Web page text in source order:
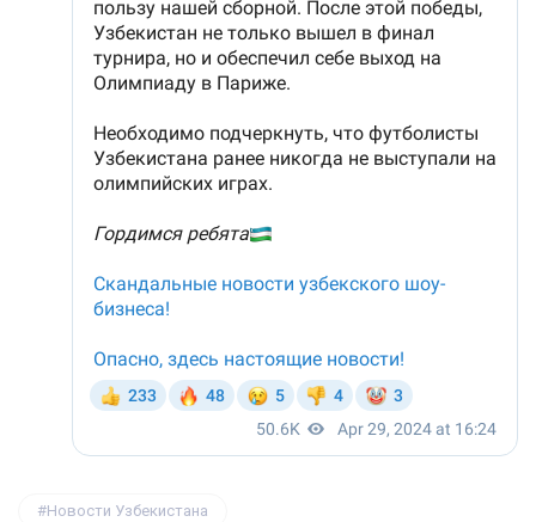
Новости Узбекистана